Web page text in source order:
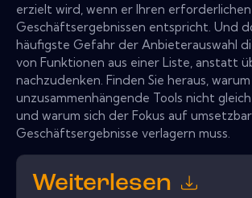
erzielt wird, wenn er Ihren erforderlichen
Geschäftsergebnissen entspricht. Und
häufigste Gefahr der Anbieterauswahl
von Funktionen aus einer Liste, anstatt
nachzudenken. Finden Sie heraus, warum
unzusammenhängende Tools nicht
und warum sich der Fokus auf
Geschäftsergebnisse verlagern muss.
Weiterlesen